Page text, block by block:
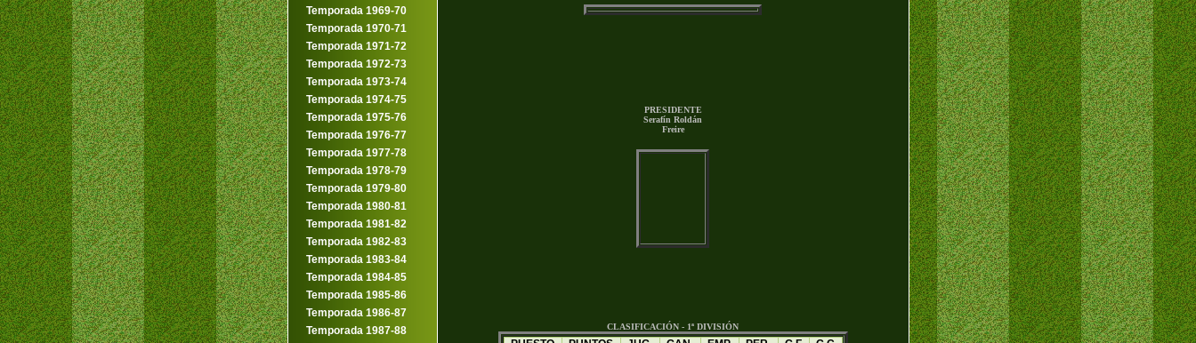
Temporada 1969-70
Temporada 1970-71
Temporada 1971-72
Temporada 1972-73
Temporada 1973-74
Temporada 1974-75
Temporada 1975-76
Temporada 1976-77
Temporada 1977-78
Temporada 1978-79
Temporada 1979-80
Temporada 1980-81
Temporada 1981-82
Temporada 1982-83
Temporada 1983-84
Temporada 1984-85
Temporada 1985-86
Temporada 1986-87
Temporada 1987-88
PRESIDENTE
Serafín Roldán
Freire
CLASIFICACIÓN - 1ª DIVISIÓN